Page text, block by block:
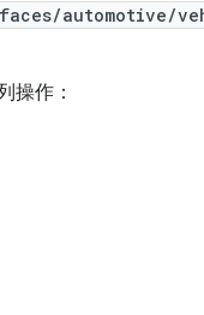
automotive/
操作：